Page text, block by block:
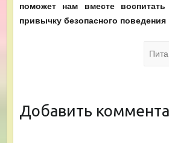
поможет нам вместе
привычку безопасного поведения
Добавить